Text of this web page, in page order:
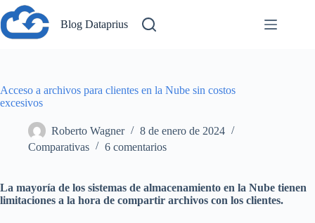
Saltar
al
contenido
Blog Dataprius
Acceso a archivos para clientes en la Nube sin costos
excesivos
Roberto Wagner
8 de enero de 2024
Comparativas
6 comentarios
La mayoría de los sistemas de almacenamiento en la Nube tienen
limitaciones a la hora de compartir archivos con los clientes.